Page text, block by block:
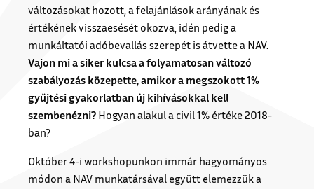
változásokat hozott, a felajánlások arányának és
értékének visszaesését okozva, idén pedig a
munkáltatói adóbevallás szerepét is átvette a NAV.
Vajon mi a siker kulcsa a folyamatosan változó
szabályozás közepette, amikor a megszokott 1%
gyűjtési gyakorlatban új kihívásokkal kell
szembenézni? Hogyan alakul a civil 1% értéke 2018-
ban?
Október 4-i workshopunkon immár hagyományos
módon a NAV munkatársával együtt elemezzük a